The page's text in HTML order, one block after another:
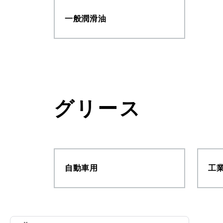
一般潤滑油
グリース
自動車用 工